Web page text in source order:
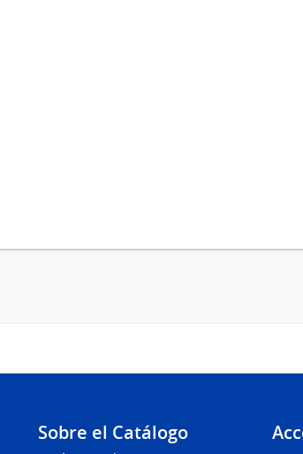
Sobre el Catálogo